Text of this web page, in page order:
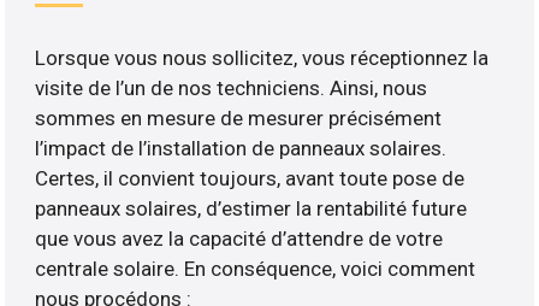
Lorsque vous nous sollicitez, vous réceptionnez la
visite de l’un de nos techniciens. Ainsi, nous
sommes en mesure de mesurer précisément
l’impact de l’installation de panneaux solaires.
Certes, il convient toujours, avant toute pose de
panneaux solaires, d’estimer la rentabilité future
que vous avez la capacité d’attendre de votre
centrale solaire. En conséquence, voici comment
nous procédons :